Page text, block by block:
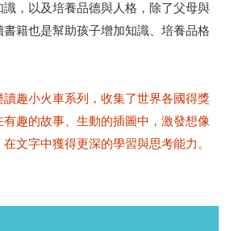
，以及培養品德與人格，除了父母與
籍也是幫助孩子增加知識、培養品格
讀趣小火車系列，收集了世界各國得獎
趣的故事、生動的插圖中，激發想像
文字中獲得更深的學習與思考能力。